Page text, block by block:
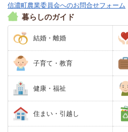
信濃町農業委員会へのお問合せフォーム
暮らしのガイド
結婚・離婚
子育て・教育
健康・福祉
住まい・引越し